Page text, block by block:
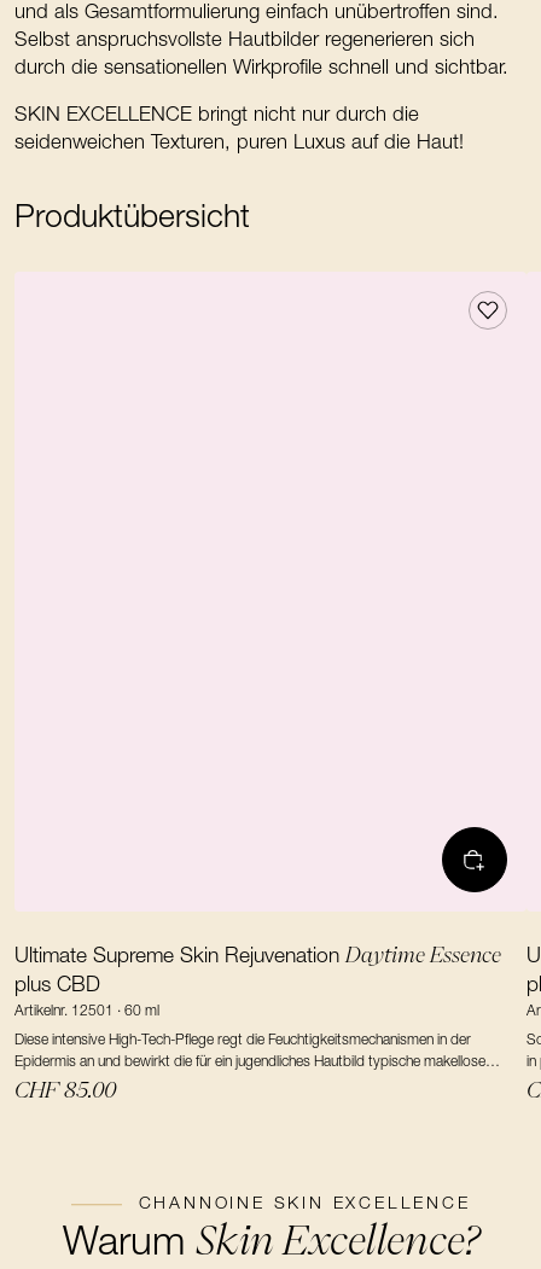
und als Gesamtformulierung einfach unübertroffen sind.
Selbst anspruchsvollste Hautbilder regenerieren sich
durch die sensationellen Wirkprofile schnell und sichtbar.
SKIN EXCELLENCE bringt nicht nur durch die
seidenweichen Texturen, puren Luxus auf die Haut!
Produktübersicht
Ultimate Supreme Skin RejuvenationDaytime Essence
plus CBD
Artikelnr. 12501 · 60 ml
Diese intensive High-Tech-Pflege regt die Feuchtigkeitsmechanismen in der
Epidermis an und bewirkt die für ein jugendliches Hautbild typische makellose
Ausstrahlung und Vitalität.
CHF 85.00
in
CHANNOINE SKIN EXCELLENCE
Warum Skin Excellence?